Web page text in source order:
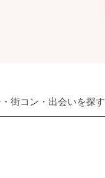
街コン・出会いを探す